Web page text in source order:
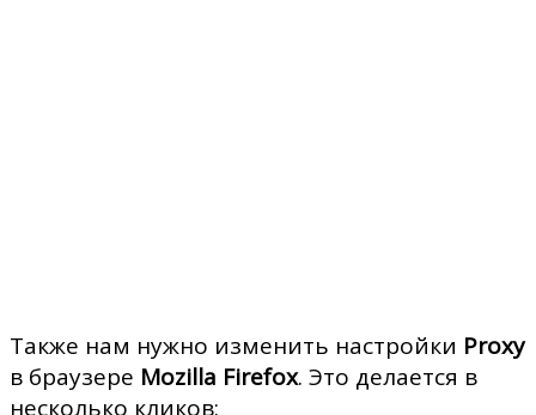
Также нам нужно изменить настройки Proxy
в браузере Mozilla Firefox. Это делается в
несколько кликов: